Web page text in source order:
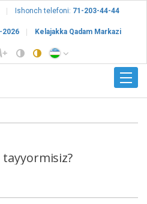
Ishonch telefoni: 71-203-44-44
2026 Kelajakka Qadam Markazi
tayyormisiz?